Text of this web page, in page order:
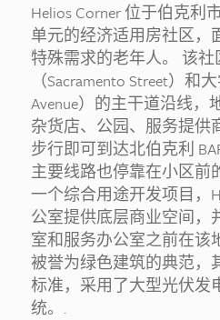
Helios Corner 位于伯克利
单元的经济适用房社区，
特殊需求的老年人。 该
（Sacramento Street）和
Avenue）的主干道沿线
杂货店、公园、服务提供
步行即可到达北伯克利
主要线路也停靠在小区前
一个综合用途开发项目，
公室提供底层商业空间，
室和服务办公室之前在该
被誉为绿色建筑的典范，
标准，采用了大型光伏发
统。.